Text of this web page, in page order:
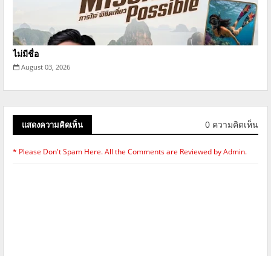
ไม่มีชื่อ
August 03, 2026
แสดงความคิดเห็น 0 ความคิดเห็น
* Please Don't Spam Here. All the Comments are Reviewed by Admin.